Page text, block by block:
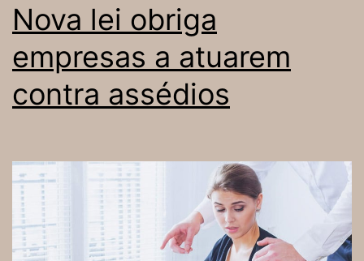
Nova lei obriga
empresas a atuarem
contra assédios